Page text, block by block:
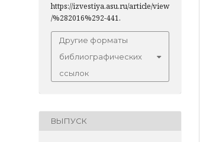
https://izvestiya.asu.ru/article/view
/%282016%292-441.
Другие форматы
библиографических
ссылок
ВЫПУСК